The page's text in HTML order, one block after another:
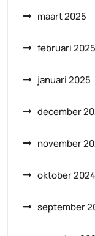
maart 2025
februari 2025
januari 2025
december
november
oktober 2024
september